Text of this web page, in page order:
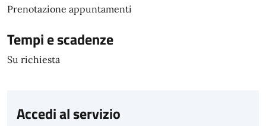
Prenotazione appuntamenti
Tempi e scadenze
Su richiesta
Accedi al servizio